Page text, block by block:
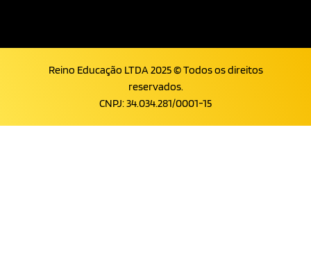
Reino Educação LTDA 2025 © Todos os direitos
reservados.
CNPJ: 34.034.281/0001-15